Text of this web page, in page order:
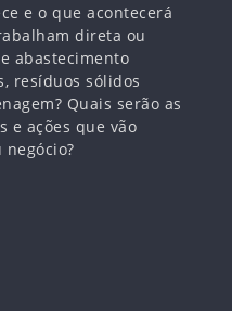
e o que acontecerá
direta ou
abastecimento
resíduos sólidos
Quais serão as
e ações que vão